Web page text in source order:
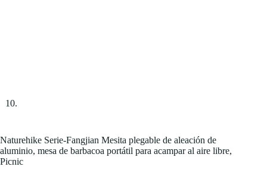
Naturehike Serie-Fangjian Mesita plegable de aleación de
aluminio, mesa de barbacoa portátil para acampar al aire libre,
Picnic